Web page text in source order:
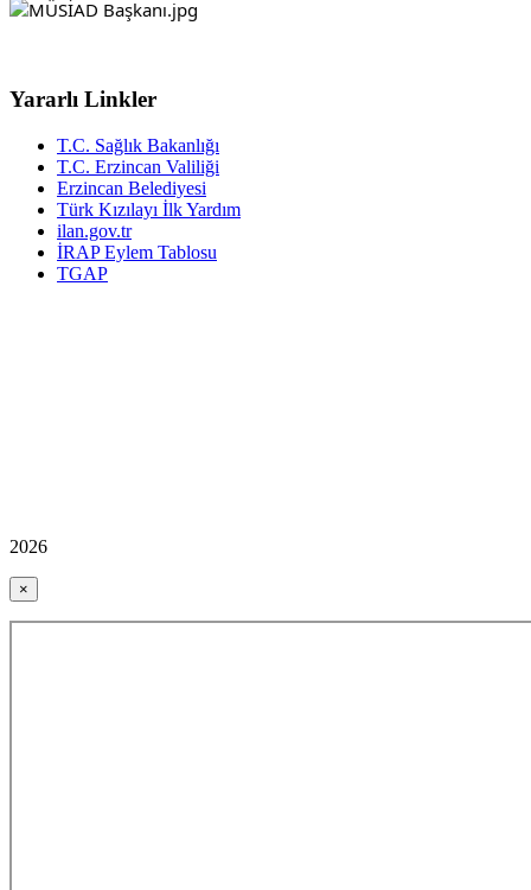
Yararlı Linkler
T.C. Sağlık Bakanlığı
T.C. Erzincan Valiliği
Erzincan Belediyesi
Türk Kızılayı İlk Yardım
ilan.gov.tr
İRAP Eylem Tablosu
TGAP
2026
×